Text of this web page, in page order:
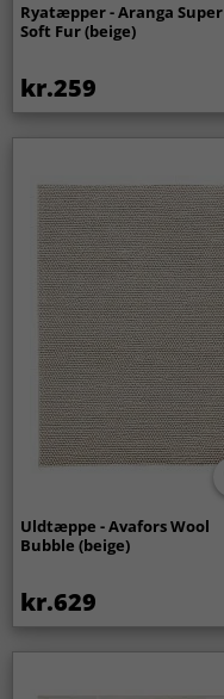
Ryatæpper - Aranga Super
Soft Fur (beige)
kr.259
Uldtæppe - Avafors Wool
Bubble (beige)
kr.629